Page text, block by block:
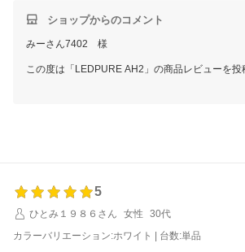
ショップからのコメント
みーさん7402 様
この度は「LEDPURE AH2」の商品レビューを投
これからぜひ末永くご愛用いただけますと幸いで
スタッフ一同またのご利用をお待ち申し上げてお
5
ひとみ１９８６さん
女性
30代
カラーバリエーション:ホワイト | 台数:単品